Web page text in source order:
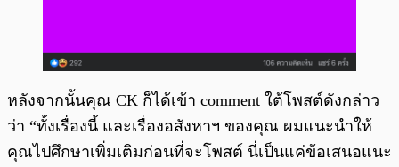
หลังจากนั้นคุณ CK ก็ได้เข้า comment ใต้โพสต์ดังกล่าว
ว่า “ทั้งเรื่องนี้ และเรื่องอสังหาฯ ของคุณ ผมแนะนำให้
คุณไปศึกษาเพิ่มเติมก่อนที่จะโพสต์ นี่เป็นแค่ข้อเสนอแนะ